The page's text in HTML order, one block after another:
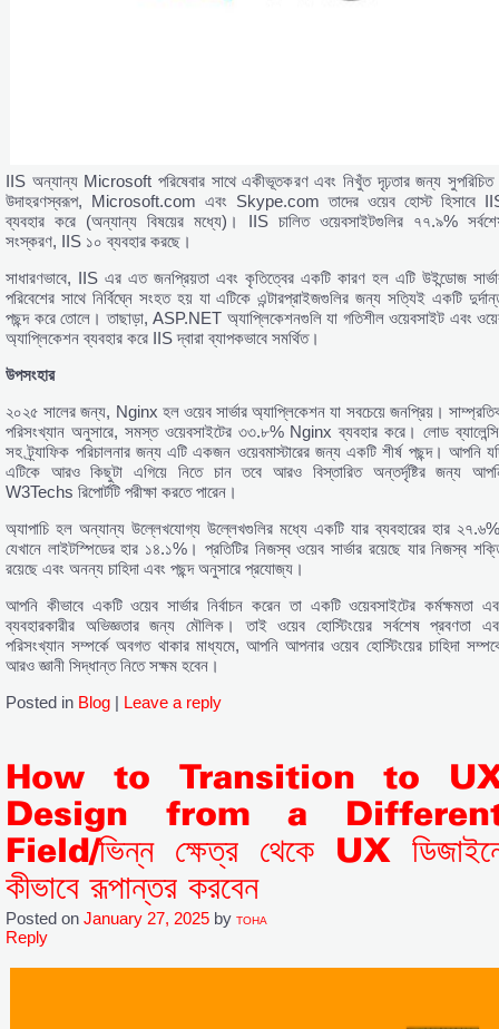
IIS অন্যান্য Microsoft পরিষেবার সাথে একীভূতকরণ এবং নিখুঁত দৃঢ়তার জন্য
উদাহরণস্বরূপ, Microsoft.com এবং Skype.com তাদের ওয়েব হোস্ট হিসাবে
ব্যবহার করে (অন্যান্য বিষয়ের মধ্যে)। IIS চালিত ওয়েবসাইটগুলির ৭৭.৯%
সংস্করণ, IIS ১০ ব্যবহার করছে।
সাধারণভাবে, IIS এর এত জনপ্রিয়তা এবং কৃতিত্বের একটি কারণ হল এটি উইন্ডোজ
পরিবেশের সাথে নির্বিঘ্নে সংহত হয় যা এটিকে এন্টারপ্রাইজগুলির জন্য সত্যিই একটি
পছন্দ করে তোলে। তাছাড়া, ASP.NET অ্যাপ্লিকেশনগুলি যা গতিশীল ওয়েবসাইট এবং
অ্যাপ্লিকেশন ব্যবহার করে IIS দ্বারা ব্যাপকভাবে সমর্থিত।
উপসংহার
২০২৫ সালের জন্য, Nginx হল ওয়েব সার্ভার অ্যাপ্লিকেশন যা সবচেয়ে জনপ্রিয়।
পরিসংখ্যান অনুসারে, সমস্ত ওয়েবসাইটের ৩৩.৮% Nginx ব্যবহার করে। লোড
সহ ট্র্যাফিক পরিচালনার জন্য এটি একজন ওয়েবমাস্টারের জন্য একটি শীর্ষ পছন্দ। আপনি
এটিকে আরও কিছুটা এগিয়ে নিতে চান তবে আরও বিস্তারিত অন্তর্দৃষ্টির জন্য
W3Techs রিপোর্টটি পরীক্ষা করতে পারেন।
অ্যাপাচি হল অন্যান্য উল্লেখযোগ্য উল্লেখগুলির মধ্যে একটি যার ব্যবহারের হার
যেখানে লাইটস্পিডের হার ১৪.১%। প্রতিটির নিজস্ব ওয়েব সার্ভার রয়েছে যার নিজস্ব
রয়েছে এবং অনন্য চাহিদা এবং পছন্দ অনুসারে প্রযোজ্য।
আপনি কীভাবে একটি ওয়েব সার্ভার নির্বাচন করেন তা একটি ওয়েবসাইটের কর্মক্ষমতা
ব্যবহারকারীর অভিজ্ঞতার জন্য মৌলিক। তাই ওয়েব হোস্টিংয়ের সর্বশেষ প্রবণতা
পরিসংখ্যান সম্পর্কে অবগত থাকার মাধ্যমে, আপনি আপনার ওয়েব হোস্টিংয়ের চাহিদা
আরও জ্ঞানী সিদ্ধান্ত নিতে সক্ষম হবেন।
Posted in Blog | Leave a reply
How to Transition to
Design from a
Field/ভিন্ন ক্ষেত্র থেকে UX
কীভাবে রূপান্তর করবেন
Posted on January 27, 2025 by TOHA
Reply